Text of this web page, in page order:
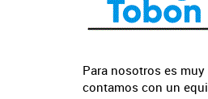
Para nosotros es
contamos con un